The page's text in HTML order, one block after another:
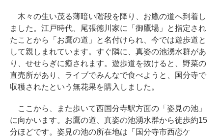
木々の生い茂る薄暗い階段を降り、お鷹の道へ到着し
ました。江戸時代、尾張徳川家に「御鷹場」と指定され
たことから「お鷹の道」と名付けられ、今では遊歩道と
して親しまれています。すぐ隣に、真姿の池湧水群があ
り、せせらぎに癒されます。遊歩道を抜けると、野菜の
直売所があり、ライブでみんなで食べようと、国分寺で
収穫されたという無花果を購入しました。
ここから、また歩いて西国分寺駅方面の「姿見の池」
に向かいます。お鷹の道、真姿の池湧水群から徒歩約15
分ほどです。姿見の池の所在地は「国分寺市西恋ケ